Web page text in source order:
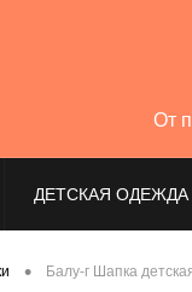
От
ДЕТСКАЯ ОДЕЖДА
• Балу-г Шапка